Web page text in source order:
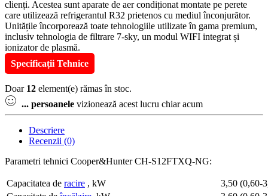
clienți. Acestea sunt aparate de aer condiționat montate pe perete
care utilizează refrigerantul R32 prietenos cu mediul înconjurător.
Unitățile încorporează toate tehnologiile utilizate în gama premium,
inclusiv tehnologia de filtrare 7-sky, un modul WIFI integrat și
ionizator de plasmă.
Specificații Tehnice
Doar 12 element(e) rămas în stoc.
... persoanele vizionează acest lucru chiar acum
Descriere
Recenzii (0)
Parametri tehnici Cooper&Hunter CH-S12FTXQ-NG:
Capacitatea de racire , kW
3,50 (0,60-